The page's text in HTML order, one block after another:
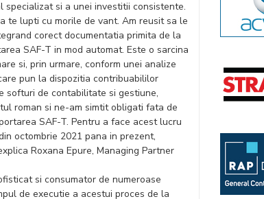
specializat si a unei investitii consistente.
te lupti cu morile de vant. Am reusit sa le
corect documentatia primita de la
SAF-T in mod automat. Este o sarcina
si, prin urmare, conform unei analize
pun la dispozitia contribuabililor
softuri de contabilitate si gestiune,
roman si ne-am simtit obligati fata de
SAF-T. Pentru a face acest lucru
octombrie 2021 pana in prezent,
Roxana Epure, Managing Partner
si consumator de numeroase
de executie a acestui proces de la